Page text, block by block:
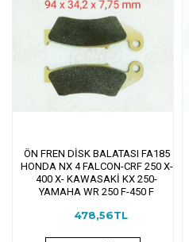
ÖN FREN DİSK BALATASI FA185
HONDA NX 4 FALCON-CRF 250 X-
400 X- KAWASAKİ KX 250-
YAMAHA WR 250 F-450 F
478,56TL